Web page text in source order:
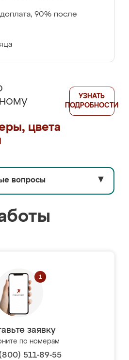
90% после
цвета
УЗНАТЬ
ПОДРОБНОСТИ
вопросы ▼
заявку
по номерам
511-89-55